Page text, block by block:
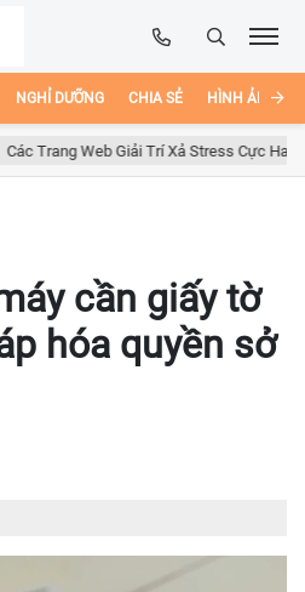
NGHỈ DƯỠNG CHIA SẺ HÌNH ẢNH
Web Giải Trí Xả Stress Cực Hay Ho
cần giấy tờ
hóa quyền sở